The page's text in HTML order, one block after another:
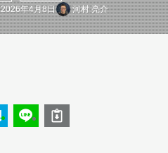
2026年4月8日 河村 亮介